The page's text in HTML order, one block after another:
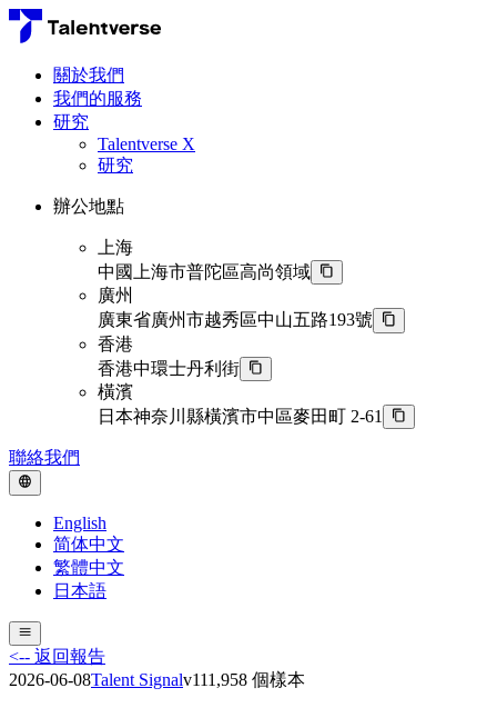
關於我們
我們的服務
研究
Talentverse X
研究
辦公地點
上海
中國上海市普陀區高尚領域
廣州
廣東省廣州市越秀區中山五路193號
香港
香港中環士丹利街
橫濱
日本神奈川縣橫濱市中區麥田町 2-61
聯絡我們
English
简体中文
繁體中文
日本語
<-- 返回報告
2026-06-08Talent Signalv111,958 個樣本